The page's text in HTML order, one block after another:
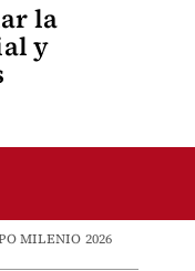
la
y
MILENIO 2026